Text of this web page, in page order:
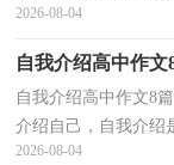
绍呢？下面是小编为
2026-08-04
自我介绍高中作文
自我介绍高中作文8
介绍自己，自我介绍
呢？下面是小编收集
2026-08-04